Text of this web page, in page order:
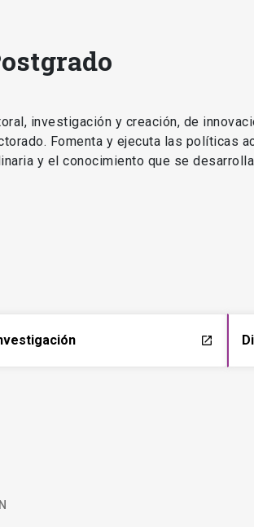
investigación y creación, de
Fomenta y ejecuta las políticas
y el conocimiento que se
launch